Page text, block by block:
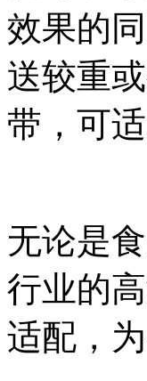
效果的
送较重
带，可
无论是
行业的
适配，